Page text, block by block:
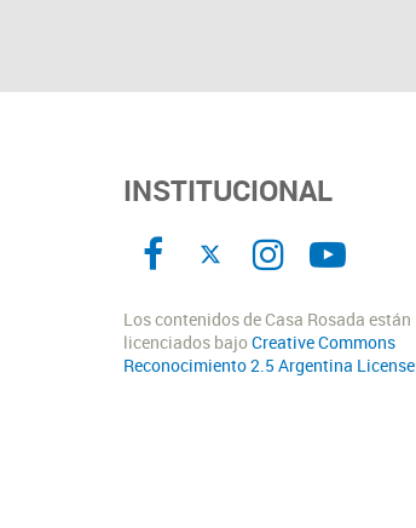
INSTITUCIONAL
Los contenidos de Casa Rosada están
licenciados bajoCreative Commons
Reconocimiento 2.5 Argentina License